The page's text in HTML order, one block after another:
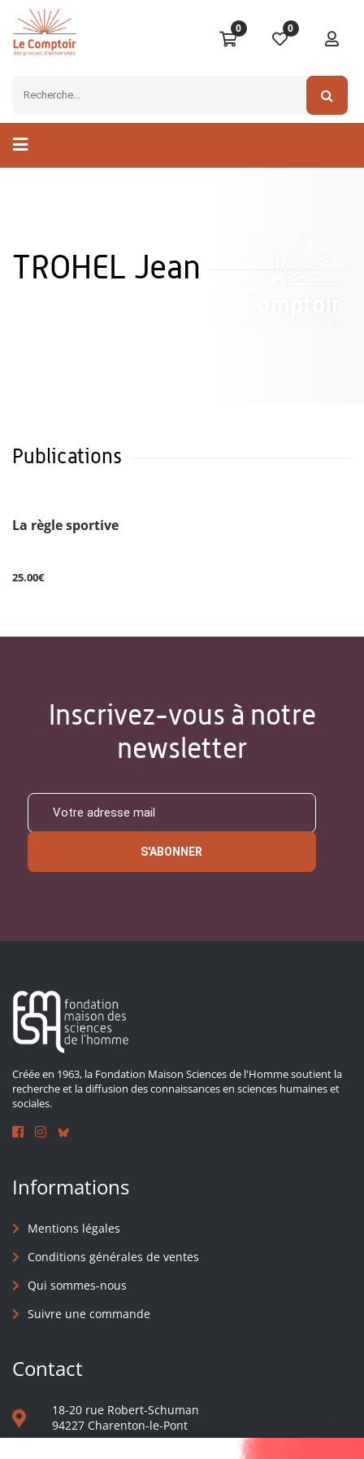
0 0
TROHEL Jean
Publications
La règle sportive
25.00€
Inscrivez-vous à notre
newsletter
S'ABONNER
Créée en 1963, la Fondation Maison Sciences de l'Homme soutient la
recherche et la diffusion des connaissances en sciences humaines et
sociales.
Informations
Mentions légales
Conditions générales de ventes
Qui sommes-nous
Suivre une commande
Contact
18-20 rue Robert-Schuman
94227 Charenton-le-Pont